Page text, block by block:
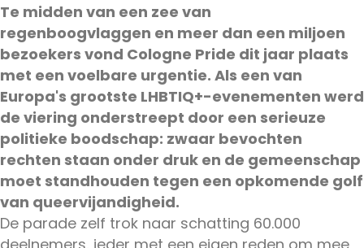
Te midden van een zee van
regenboogvlaggen en meer dan een miljoen
bezoekers vond Cologne Pride dit jaar plaats
met een voelbare urgentie. Als een van
Europa's grootste LHBTIQ+-evenementen werd
de viering onderstreept door een serieuze
politieke boodschap: zwaar bevochten
rechten staan onder druk en de gemeenschap
moet standhouden tegen een opkomende golf
van queervijandigheid.
De parade zelf trok naar schatting 60.000